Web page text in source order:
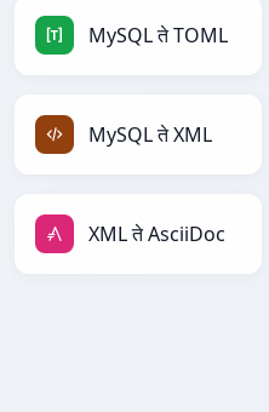
MySQL ते TOML
MySQL ते XML
XML ते AsciiDoc